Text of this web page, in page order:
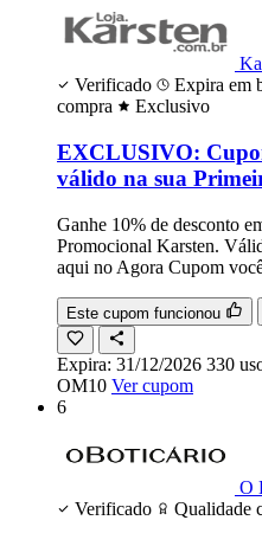
Verificado
Expira em
compra
Exclusivo
EXCLUSIVO:
válido na sua
Ganhe 10% de desconto
Promocional Karsten.
aqui no Agora Cupom
Este cupom funcionou
Expira: 31/12/2026 330
OM10 Ver cupom
6
O
Verificado
Qualidade